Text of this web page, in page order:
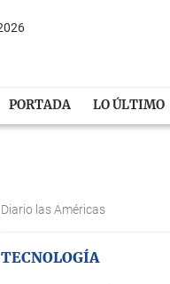
PORTADA LO ÚLTIMO
Diario las Américas
TECNOLOGÍA